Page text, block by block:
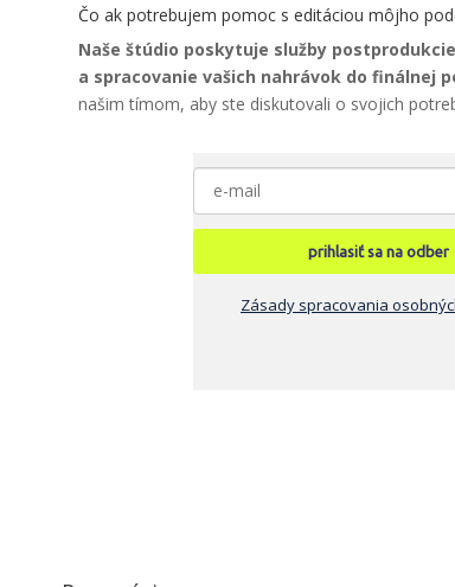
Čo ak potrebujem pomoc s editáciou môjho
Naše štúdio poskytuje služby
a spracovanie vašich nahrávok do finálnej
našim tímom, aby ste diskutovali o svojich
prihlasiť sa na odber
Zásady spracovania